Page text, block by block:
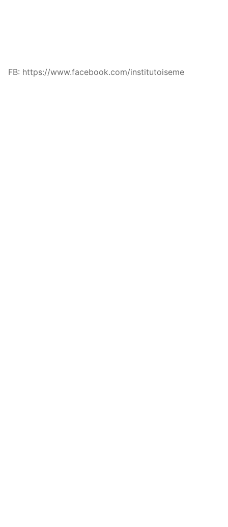
FB: https://www.facebook.com/institutoiseme